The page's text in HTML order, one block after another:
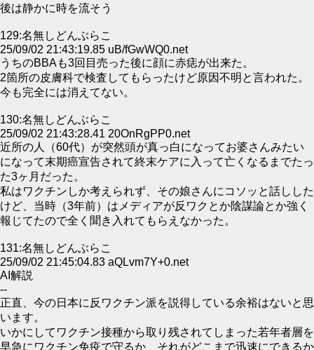
後は静かに時を流そう
129:名無しどんぶらこ
25/09/02 21:43:19.85 uB/fGwWQ0.net
うちのBBAも3回目売った後に顔に赤痣が出来た。
2箇所の皮膚科で検査してもらったけど原因不明と言われた。
今も完全には消えてない。
130:名無しどんぶらこ
25/09/02 21:43:28.41 20OnRgPP0.net
近所の人（60代）が突然頭が真っ白になってお婆さんみたい
になって末期癌宣告されて終末ケアに入って亡くなるまでたっ
た3ヶ月だった。
私はワクチンしか考えられず、その娘さんにコソッと話しした
けど、当時（3年前）はメディアが反ワクとか陰謀論とか強く
報じてたので全く聞き入れてもらえなかった。
131:名無しどんぶらこ
25/09/02 21:45:04.83 aQLvm7Y+0.net
AI解説
--
正直、今の日本に反ワクチン派を説得している余裕はないと思
います。
いかにしてワクチン接種から取り残されてしまった若年者層を
早急にワクチン免疫で守るか、それがどこまで迅速にできるか